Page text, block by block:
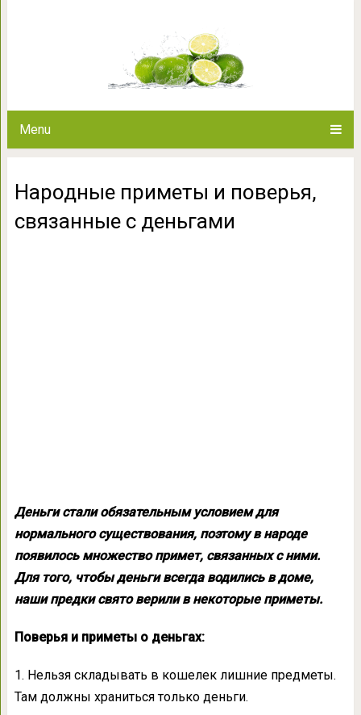
Menu
Народные приметы и поверья,
связанные с деньгами
Деньги стали обязательным условием для
нормального существования, поэтому в народе
появилось множество примет, связанных с ними.
Для того, чтобы деньги всегда водились в доме,
наши предки свято верили в некоторые приметы.
Поверья и приметы о деньгах:
1. Нельзя складывать в кошелек лишние предметы.
Там должны храниться только деньги.